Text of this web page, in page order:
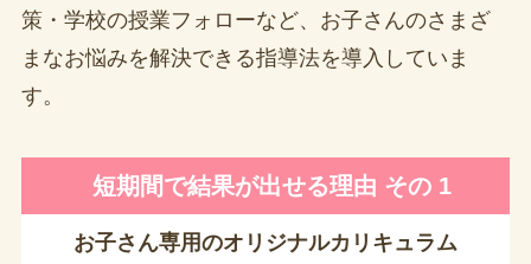
策・学校の授業フォローなど、お子さんのさまざ
まなお悩みを解決できる指導法を導入していま
す。
短期間で結果が出せる理由 その 1
お子さん専用のオリジナルカリキュラム